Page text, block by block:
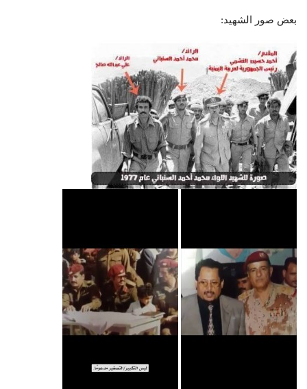
بعض صور الشهيد: